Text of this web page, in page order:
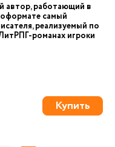
автор, работающий в
самый
реализуемый по
романах игроки
Купить